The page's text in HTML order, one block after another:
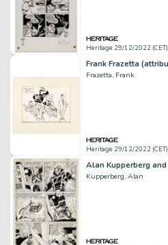
Heritage 29/12/2022 (CET)
Frazetta, Frank
Heritage 29/12/2022 (CET)
Kupperberg, Alan